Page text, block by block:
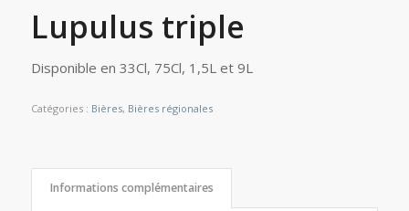
Lupulus triple
Disponible en 33Cl, 75Cl, 1,5L et 9L
Catégories : Bières, Bières régionales
Informations complémentaires